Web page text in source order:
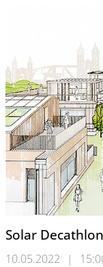
Solar
10.05.2022 |